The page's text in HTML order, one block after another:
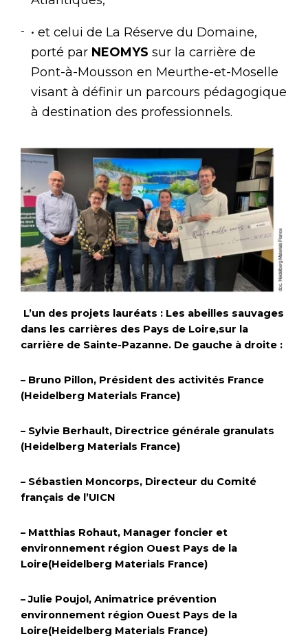
• et celui de La Réserve du Domaine,
porté par NEOMYS sur la carrière de
Pont-à-Mousson en Meurthe-et-Moselle
visant à définir un parcours pédagogique
à destination des professionnels.
L’un des projets lauréats : Les abeilles sauvages
dans les carrières des Pays de Loire,sur la
carrière de Sainte-Pazanne. De gauche à droite :
– Bruno Pillon, Président des activités France
(Heidelberg Materials France)
– Sylvie Berhault, Directrice générale granulats
(Heidelberg Materials France)
– Sébastien Moncorps, Directeur du Comité
français de l’UICN
– Matthias Rohaut, Manager foncier et
environnement région Ouest Pays de la
Loire(Heidelberg Materials France)
– Julie Poujol, Animatrice prévention
environnement région Ouest Pays de la
Loire(Heidelberg Materials France)